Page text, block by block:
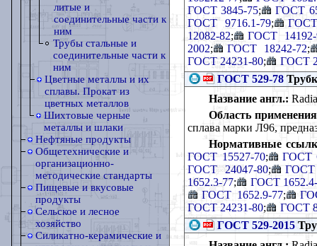
литые и
соединительные части к
ним
Трубы стальные и
соединительные части к
ним
Цветные металлы и их
сплавы. Прокат из
цветных металлов
Шихтовые черные
металлы и шлаки
Нефтяные продукты
Общетехнические и
организационно-
методические стандарты
Пищевые и вкусовые
продукты
Сельское и лесное
хозяйство
Силикатно-керамические и
ГОСТ 3845-75;
ГОСТ
ГОСТ 9716.1-79;
12082-82;
ГОСТ 14192-
2002; ГОСТ 18242-72;
ГОСТ 24231-80;
ГОСТ
ГОСТ 529-78
Название англ.:
Область
сплава марки Л96,
Нормативные
ГОСТ 15527-70;
ГОСТ
ГОСТ 24047-80;
ГОСТ
1652.3-77;
ГОСТ
ГОСТ 1652.9-77;
ГОСТ 24231-80;
ГОСТ
ГОСТ 529-2015